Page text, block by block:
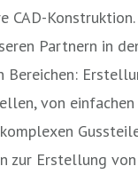
CAD-
Partnern in
Bereichen:
von einfachen
zur Erstellung von